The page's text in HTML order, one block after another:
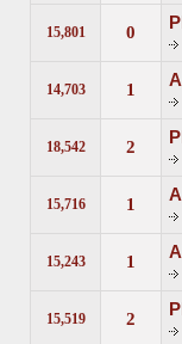
0
15,801
1
14,703
2
18,542
1
15,716
1
15,243
2
15,519